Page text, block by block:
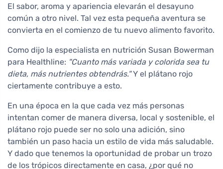
El sabor, aroma y apariencia elevarán el desayuno
común a otro nivel. Tal vez esta pequeña aventura se
convierta en el comienzo de tu nuevo alimento favorito.
Como dijo la especialista en nutrición Susan Bowerman
para Healthline: "Cuanto más variada y colorida sea tu
dieta, más nutrientes obtendrás."Y el plátano rojo
ciertamente contribuye a esto.
En una época en la que cada vez más personas
intentan comer de manera diversa, local y sostenible, el
plátano rojo puede ser no solo una adición, sino
también un paso hacia un estilo de vida más saludable.
Y dado que tenemos la oportunidad de probar un trozo
de los trópicos directamente en casa, ¿por qué no